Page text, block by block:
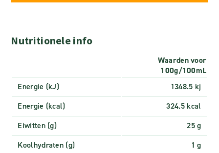
Nutritionele info
Waarden voor
100g/100mL
Energie (kJ)
1348.5 kj
Energie (kcal)
324.5 kcal
Eiwitten (g)
25 g
Koolhydraten (g)
1 g